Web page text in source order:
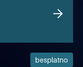
besplatno